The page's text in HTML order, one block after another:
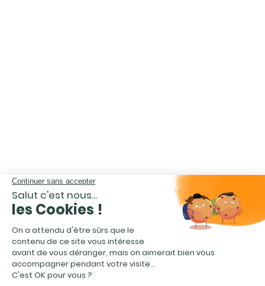
CHOISISSEZ LA
MEILLEURE SOLUTION
et estimez votre véhicule
gratuitement